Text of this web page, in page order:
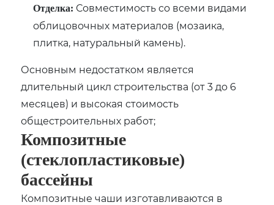
Отделка: Совместимость со всеми видами
облицовочных материалов (мозаика,
плитка, натуральный камень).
Основным недостатком является
длительный цикл строительства (от 3 до 6
месяцев) и высокая стоимость
общестроительных работ;
Композитные
(стеклопластиковые)
бассейны
Композитные чаши изготавливаются в